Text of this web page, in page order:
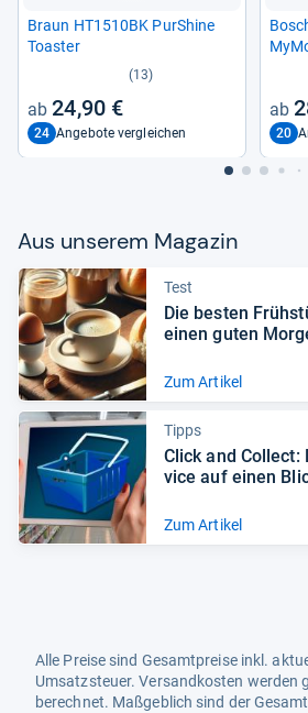
Braun HT1510BK PurS­hine
Toas­ter
(13)
24,90 €
24 Angebote vergleichen 20
Aus unse­rem Maga­zin
Test
Die bes­ten
einen guten
Zum Artikel
Tipps
Click and
vice auf einen
Zum Artikel
Alle Preise sind Gesamtpreise inkl.
Umsatzsteuer. Versandkosten werden
berechnet. Maßgeblich sind der